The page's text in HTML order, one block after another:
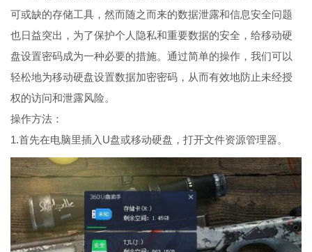
可或缺的存储工具，然而随之而来的数据泄露和信息安全问题
也日益突出，为了保护个人隐私和重要数据的安全，给移动硬
盘设置密码成为一种必要的措施。通过简单的操作，我们可以
轻松地为移动硬盘设置数据加密密码，从而有效地防止未经授
权的访问和泄露风险。
操作方法：
1.首先在电脑里插入U盘或移动硬盘，打开文件资源管理器。